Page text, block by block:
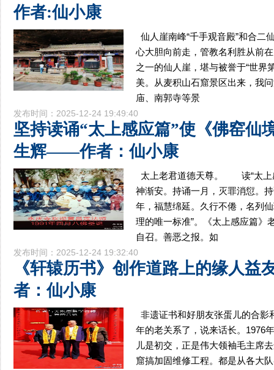
作者:仙小康
仙人崖南峰“千手观音殿”和合二
心大胆向前走，管教名利胜从前
之一的仙人崖，堪与被誉于“世界
美。从麦积山石窟景区出来，我
庙、南郭寺等景
发布时间：2025-12-24 19:49:40
坚持读诵“太上感应篇”使《佛窑仙
生辉——作者：仙小康
太上老君道德天尊。 读“太上
神渐安。持诵一月，灭罪消愆。
年，福慧绵延。久行不倦，名列
理的唯一标准”。《太上感应篇》
自召。善恶之报。如
发布时间：2025-12-24 19:32:40
《轩辕历书》创作道路上的缘人
者：仙小康
非遗证书和好朋友张蛋儿的合影
年的老关系了，说来话长。1976
儿是初交，正是伟大领袖毛主席
窟搞加固维修工程。都是从各大